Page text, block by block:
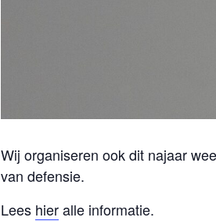
Wij organiseren ook dit najaar
van defensie.
Lees hieralle informatie.